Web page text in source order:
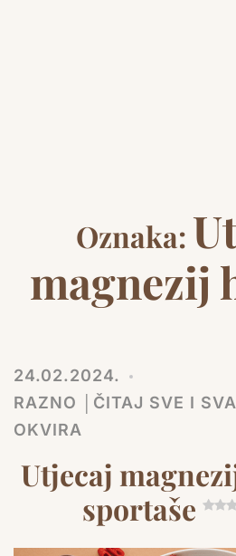
Oznaka:
magnezij
24.02.2024.
RAZNO │ČITAJ SVE I
OKVIRA
Utjecaj
sportaše